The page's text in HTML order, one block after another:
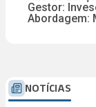
Gestor:
Abordagem:
NOTÍCIAS